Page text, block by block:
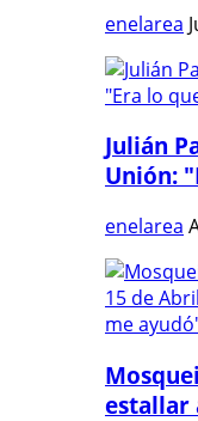
enelarea
Julián
Unión:
enelarea
estallar